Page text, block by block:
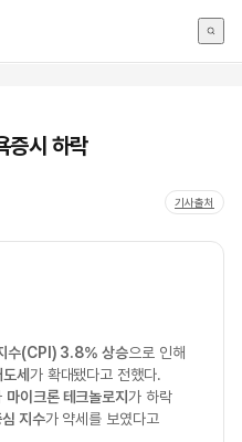
증시 하락
기사출처
수(CPI) 3.8% 상승으로 인해
세 가 확대됐다고 전했다.
마이크론 테크놀로지가 하락
지수가 약세를 보였다고